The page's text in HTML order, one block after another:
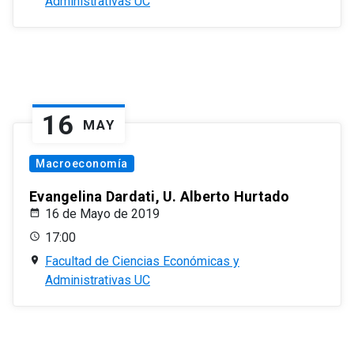
16 MAY
Macroeconomía
Evangelina Dardati, U. Alberto Hurtado
16 de Mayo de 2019
17:00
Facultad de Ciencias Económicas y
Administrativas UC